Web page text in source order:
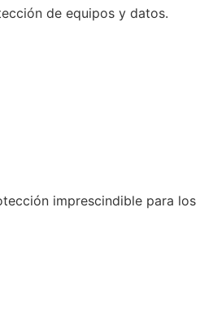
de equipos y datos.
imprescindible para